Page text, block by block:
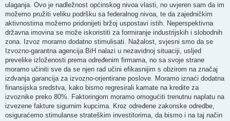
ulaganja. Ovo je nadležnost općinskog nivoa vlasti, no uvjeren sam da im
možemo pružiti veliku podršku sa federalnog nivoa, te da zajedničkim
aktivnostima možemo pridonijeti bržoj uspostavi istih. Neperspektivna
državna imovina se može iskoristiti za formiranje industrijskih i slobodnih
zona. Izvoz moramo dodatno stimulisati. Nažalost, svjesni smo da se
Izvozno-garantna agencija BiH nalazi u nezavidnoj situaciji, usljed
prevelike izloženosti prema određenim firmama, no sa svoje strane
moramo učiniti sve da se njen rad učini efikasnijim s obzirom na značaj
izdvanja garancija za izvozno-orjentirane poslove. Moramo iznaći dodatna
finansijska sredstva, kako bismo regresirali kamate na kredite za
izvoznike preko 80%. Faktoringom moramo omogućiti trenutnu naplatu na
izvezene fakture sigurnim kupcima. Kroz određene zakonske odredbe,
osiguraćemo stimulanse strateškim investitorima, da bismo i na taj način